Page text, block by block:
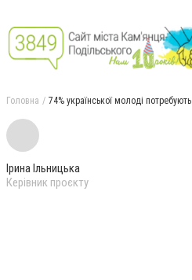
Головна 74% української молоді
Ірина Ільницька
Керівник проєкту